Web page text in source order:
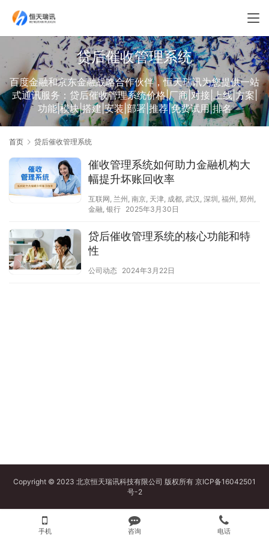
贷后催收管理系统
百度金融和京东金融战略合作伙伴，恒天瑞讯为您提供一站
式通讯服务：贷后催收管理系统价格|厂商|对接|上线|方案|
功能|模块|搭建|安装|部署|推荐|免费试用|排名
首页 贷后催收管理系统
催收管理系统如何助力金融机构大
幅提升坏账回收率
互联网, 兰州 , 南京, 天津, 成都, 武汉 , 深圳 , 福州 , 郑州 ,
金融, 银行 2025年3月30日
贷后催收管理系统的核心功能和特
性
公司动态 2024年3月22日
Copyright © 2023 北京恒天瑞讯科技有限公司 版权所有 京ICP备16042501
号-2
手机 咨询 电话